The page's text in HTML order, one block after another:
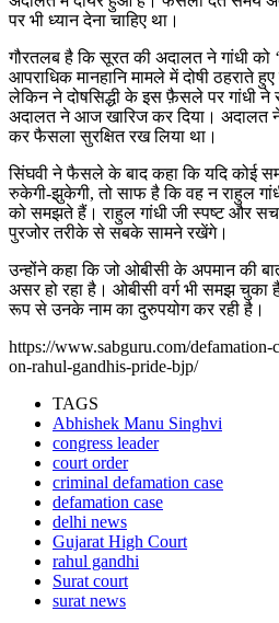
पर भी ध्यान देना चाहिए था।
गौरतलब है कि सूरत की अदालत ने गांधी को
आपराधिक मानहानि मामले में दोषी ठहराते
लेकिन ने दोषसिद्धी के इस फ़ैसले पर गांधी
अदालत ने आज खारिज कर दिया। अदालत
कर फैसला सुरक्षित रख लिया था।
सिंघवी ने फैसले के बाद कहा कि यदि कोई
रुकेगी-झुकेगी, तो साफ है कि वह न राहुल
को समझते हैं। राहुल गांधी जी स्पष्ट और
पुरजोर तरीके से सबके सामने रखेंगे।
उन्होंने कहा कि जो ओबीसी के अपमान की
असर हो रहा है। ओबीसी वर्ग भी समझ चुका
रूप से उनके नाम का दुरुपयोग कर रही है।
https://www.sabguru.com/defamation-
on-rahul-gandhis-pride-bjp/
TAGS
Abhishek Manu Singhvi
congress leader
court order
criminal defamation case
defamation case
delhi news
Gujarat High Court
rahul gandhi
Surat court
surat news